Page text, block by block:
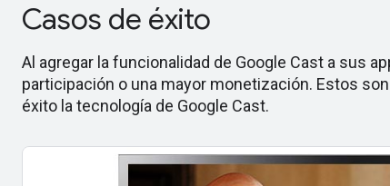
Casos de éxito
Al agregar la funcionalidad de Google Cast a sus
participación o una mayor monetización. Estos
éxito la tecnología de Google Cast.